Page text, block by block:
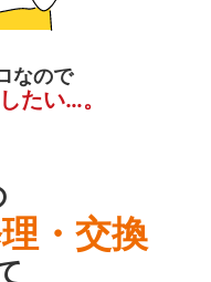
なので
たい…。
・交換